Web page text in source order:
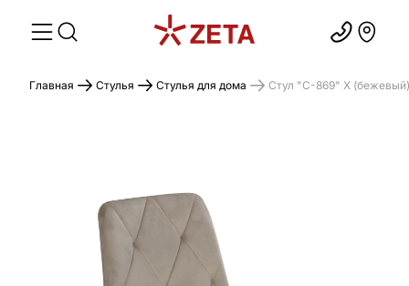
Главная Стулья Стулья для дома Cтул "C-869" X